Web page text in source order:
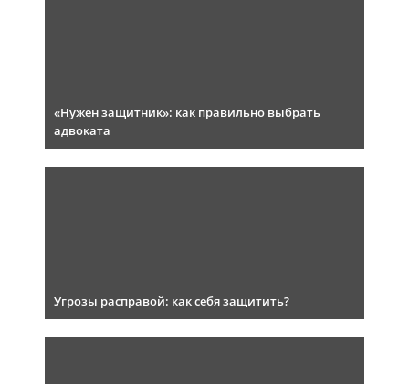
«Нужен защитник»: как правильно выбрать
адвоката
Угрозы расправой: как себя защитить?